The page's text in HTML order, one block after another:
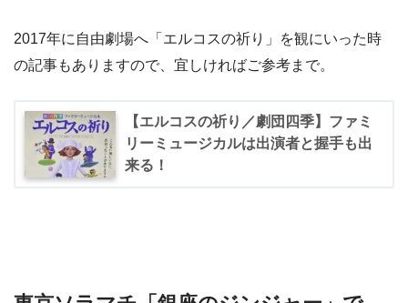
2017年に自由劇場へ「エルコスの祈り」を観にいった時
の記事もありますので、宜しければご参考まで。
【エルコスの祈り／劇団四季】ファミ
リーミュージカルは出演者と握手も出
来る！